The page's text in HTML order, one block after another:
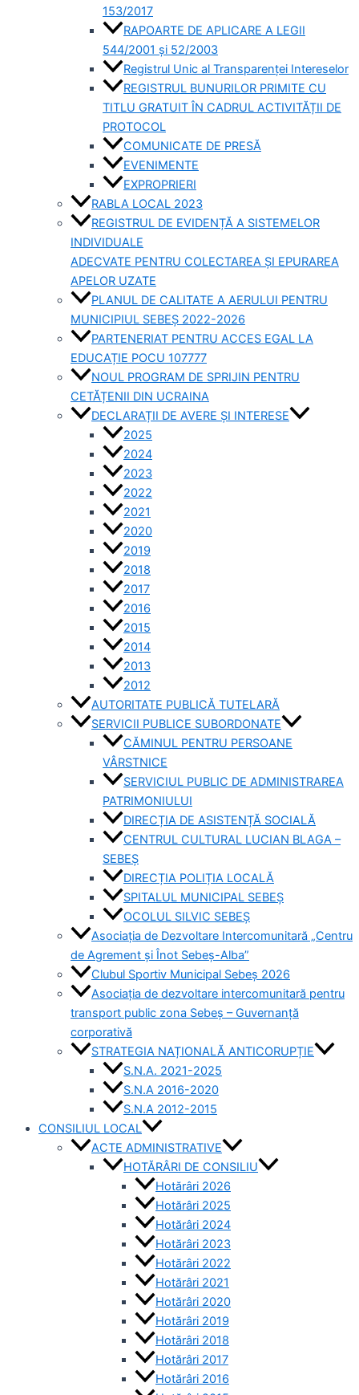
153/2017
RAPOARTE DE APLICARE A LEGII
544/2001 și 52/2003
Registrul Unic al Transparenței Intereselor
REGISTRUL BUNURILOR PRIMITE CU
TITLU GRATUIT ÎN CADRUL ACTIVITĂȚII DE
PROTOCOL
COMUNICATE DE PRESĂ
EVENIMENTE
EXPROPRIERI
RABLA LOCAL 2023
REGISTRUL DE EVIDENȚĂ A SISTEMELOR
INDIVIDUALE
ADECVATE PENTRU COLECTAREA ȘI EPURAREA
APELOR UZATE
PLANUL DE CALITATE A AERULUI PENTRU
MUNICIPIUL SEBEȘ 2022-2026
PARTENERIAT PENTRU ACCES EGAL LA
EDUCAȚIE POCU 107777
NOUL PROGRAM DE SPRIJIN PENTRU
CETĂȚENII DIN UCRAINA
DECLARAȚII DE AVERE ȘI INTERESE
2025
2024
2023
2022
2021
2020
2019
2018
2017
2016
2015
2014
2013
2012
AUTORITATE PUBLICĂ TUTELARĂ
SERVICII PUBLICE SUBORDONATE
CĂMINUL PENTRU PERSOANE
VÂRSTNICE
SERVICIUL PUBLIC DE ADMINISTRAREA
PATRIMONIULUI
DIRECȚIA DE ASISTENȚĂ SOCIALĂ
CENTRUL CULTURAL LUCIAN BLAGA –
SEBEȘ
DIRECȚIA POLIȚIA LOCALĂ
SPITALUL MUNICIPAL SEBEȘ
OCOLUL SILVIC SEBEȘ
Asociația de Dezvoltare Intercomunitară „Centru
de Agrement și Înot Sebeș-Alba”
Clubul Sportiv Municipal Sebeș 2026
Asociația de dezvoltare intercomunitară pentru
transport public zona Sebeș – Guvernanță
corporativă
STRATEGIA NAȚIONALĂ ANTICORUPȚIE
S.N.A. 2021-2025
S.N.A 2016-2020
S.N.A 2012-2015
CONSILIUL LOCAL
ACTE ADMINISTRATIVE
HOTĂRÂRI DE CONSILIU
Hotărâri 2026
Hotărâri 2025
Hotărâri 2024
Hotărâri 2023
Hotărâri 2022
Hotărâri 2021
Hotărâri 2020
Hotărâri 2019
Hotărâri 2018
Hotărâri 2017
Hotărâri 2016